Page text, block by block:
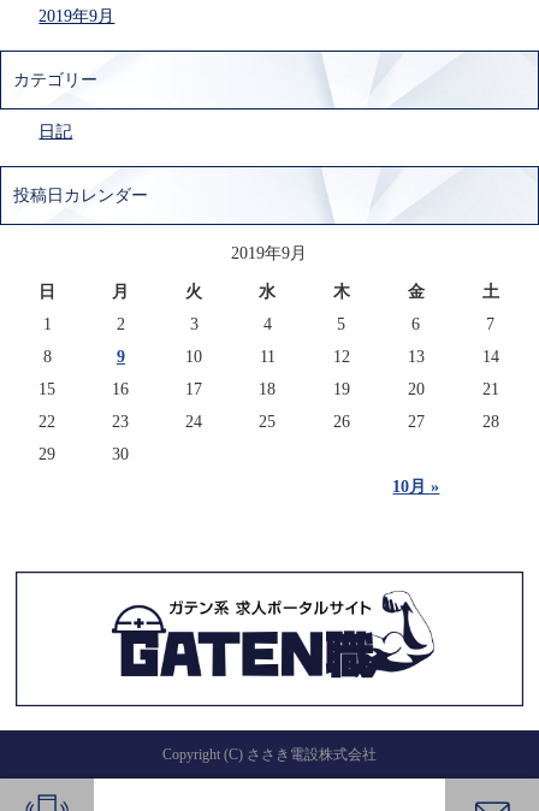
2019年9月
カテゴリー
日記
投稿日カレンダー
2019年9月
日 月 火 水 木 金 土
10月 »
1 2 3 4 5 6
7
8
9 10 11 12 13
14
15
16 17 18 19 20
21
22
23 24 25 26 27
28
29
30
Copyright (C) ささき電設株式会社